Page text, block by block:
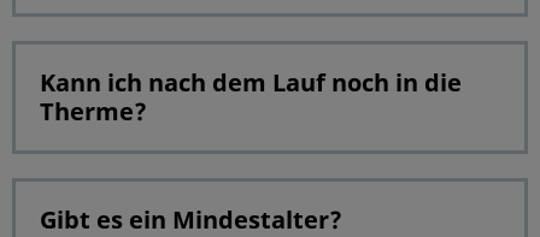
Kann ich nach dem Lauf noch in die
Therme?
Gibt es ein Mindestalter?